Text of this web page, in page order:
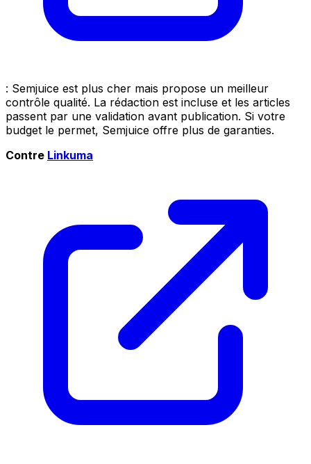
: Semjuice est plus cher mais propose un meilleur
contrôle qualité. La rédaction est incluse et les articles
passent par une validation avant publication. Si votre
budget le permet, Semjuice offre plus de garanties.
Contre Linkuma